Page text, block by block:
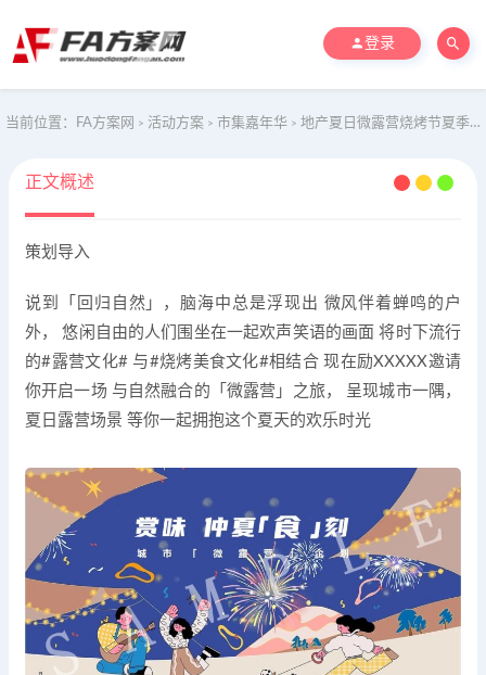
登录
当前位置： FA方案网 > 活动方案 > 市集嘉年华 > 地产夏日微露营烧烤节夏季互动地产暖场活动方案
正文概述
策划导入
说到「回归自然」，脑海中总是浮现出 微风伴着蝉鸣的户
外， 悠闲自由的人们围坐在一起欢声笑语的画面 将时下流行
的#露营文化# 与#烧烤美食文化#相结合 现在励XXXXX邀请
你开启一场 与自然融合的「微露营」之旅， 呈现城市一隅，
夏日露营场景 等你一起拥抱这个夏天的欢乐时光